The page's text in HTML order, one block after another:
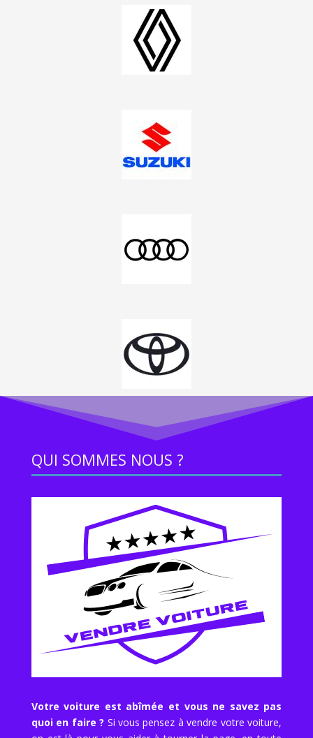
QUI SOMMES NOUS ?
Votre voiture est abîmée et vous ne savez pas
quoi en faire ? Si vous pensez à vendre votre voiture,